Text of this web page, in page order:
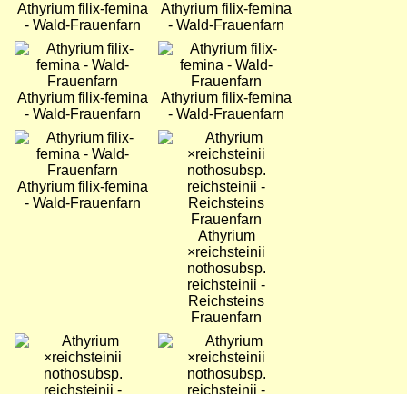
Athyrium filix-femina
- Wald-Frauenfarn
Athyrium filix-femina
- Wald-Frauenfarn
Bild
Athyrium filix-femina
- Wald-Frauenfarn
Bild
Athyrium filix-femina
- Wald-Frauenfarn
Bild
Athyrium filix-femina
- Wald-Frauenfarn
Bild
Athyrium
×reichsteinii
nothosubsp.
reichsteinii -
Reichsteins
Frauenfarn
Bild
Bild